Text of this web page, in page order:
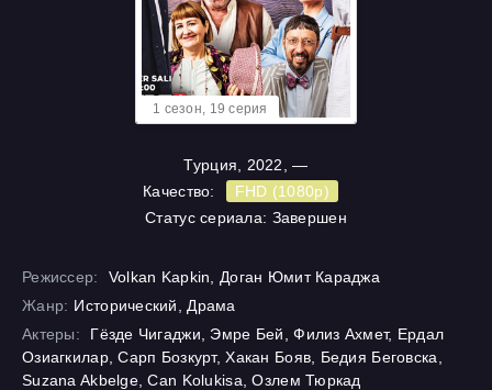
Турция, 2022, —
Качество:
FHD (1080p)
Статус сериала: Завершен
1 cезон, 19 cерия
Режиссер:
Volkan Kapkin, Доган Юмит Караджа
Жанр: Исторический, Драма
Актеры:
Гёзде Чигаджи, Эмре Бей, Филиз Ахмет, Ердал
Озиагкилар, Сарп Бозкурт, Хакан Бояв, Бедия Беговска,
Suzana Akbelge, Can Kolukisa, Озлем Тюркад